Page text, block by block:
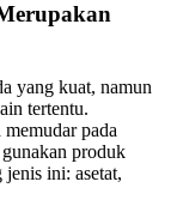
yang kuat, namun
tertentu.
pada
produk
ini: asetat,